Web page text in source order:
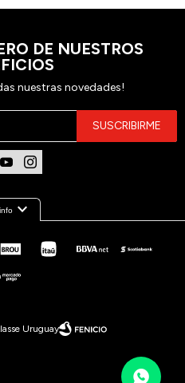
DE NUESTROS
nuestras novedades!
SUSCRIBIRME
 
expand_more
Uruguay